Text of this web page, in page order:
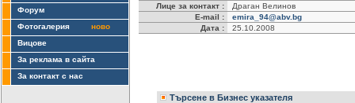
Форум
Фотогалерия
ново
Вицове
За реклама в сайта
За контакт с нас
Лице за контакт :
Драган Велинов
E-mail :
emira_94@abv.bg
Дата :
25.10.2008
Търсене в Бизнес указателя